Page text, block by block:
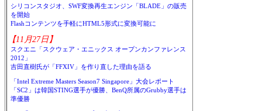
シリコンスタジオ、SWF変換再生エンジン「BLADE」の販売
を開始
Flashコンテンツを手軽にHTML5形式に変換可能に
【11月27日】
スクエニ「スクウェア・エニックス オープンカンファレンス
2012」
吉田直樹氏が「FFXIV」を作り直した理由を語る
「Intel Extreme Masters Season7 Singapore」大会レポート
「SC2」は韓国STING選手が優勝、BenQ所属のGrubby選手は
準優勝